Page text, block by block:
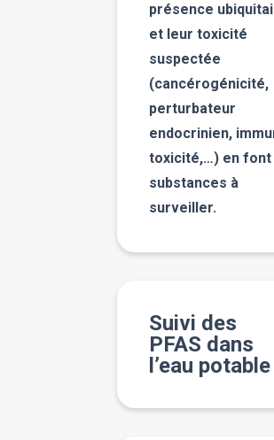
présence
et leur toxicité
suspectée
(cancérogénicité,
perturbateur
endocrinien,
toxicité,…) en font
substances à
surveiller.
Suivi des
PFAS dans
l’eau potable